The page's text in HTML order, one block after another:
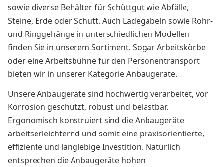
sowie diverse Behälter für Schüttgut wie Abfälle,
Steine, Erde oder Schutt. Auch Ladegabeln sowie Rohr-
und Ringgehänge in unterschiedlichen Modellen
finden Sie in unserem Sortiment. Sogar Arbeitskörbe
oder eine Arbeitsbühne für den Personentransport
bieten wir in unserer Kategorie Anbaugeräte.
Unsere Anbaugeräte sind hochwertig verarbeitet, vor
Korrosion geschützt, robust und belastbar.
Ergonomisch konstruiert sind die Anbaugeräte
arbeitserleichternd und somit eine praxisorientierte,
effiziente und langlebige Investition. Natürlich
entsprechen die Anbaugeräte hohen